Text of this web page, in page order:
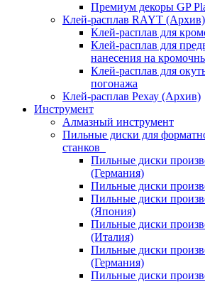
Премиум декоры GP
Клей-расплав RAYT (Архив)
Клей-расплав для
Клей-расплав для
нанесения на
Клей-расплав для
погонажа
Клей-расплав Рехау (Архив)
Инструмент
Алмазный инструмент
Пильные диски для
станков
Пильные диски
(Германия)
Пильные диски
Пильные диски
(Япония)
Пильные диски
(Италия)
Пильные диски
(Германия)
Пильные диски